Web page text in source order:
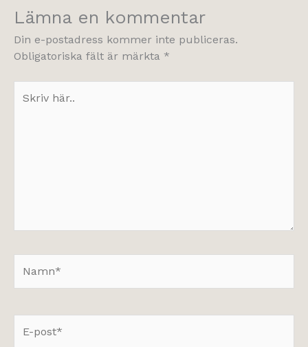
Lämna en kommentar
Din e-postadress kommer inte publiceras.
Obligatoriska fält är märkta *
här..
post*